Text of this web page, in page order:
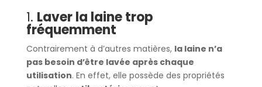
1. Laver la laine trop
fréquemment
Contrairement à d’autres matières, la laine n’a
pas besoin d’être lavée après chaque
utilisation. En effet, elle possède des propriétés